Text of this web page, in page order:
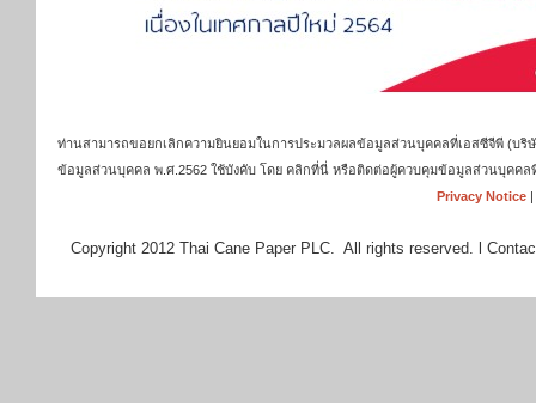
ท่านสามารถขอยกเลิกความยินยอมในการประมวลผลข้อมูลส่วนบุคคลที่เอสซีจีพี (บ
ข้อมูลส่วนบุคคล พ.ศ.2562 ใช้บังคับ โดย คลิกที่นี่ หรือติดต่อผู้ควบคุมข้อมูลส่วนบุคคล
Privacy Notice|
Copyright 2012 Thai Cane Paper PLC. All rights reserved. l